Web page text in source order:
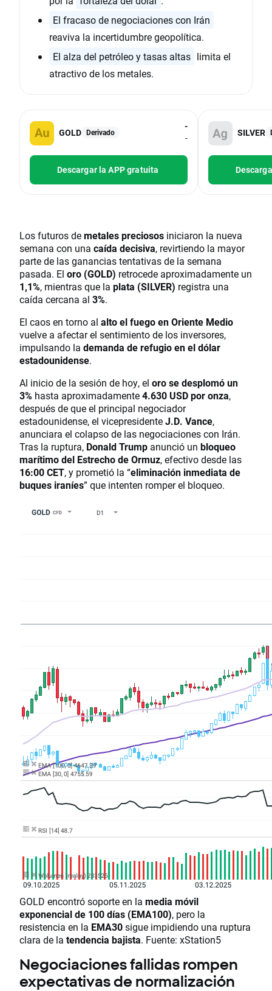
El fracaso de negociaciones con Irán
reaviva la incertidumbre geopolítica.
El alza del petróleo y tasas altas limita el
atractivo de los metales.
GOLD Derivado
-
-
Descargar la APP gratuita
SILVER
Los futuros demetales preciosos iniciaron la nueva
semana con una caída decisiva, revirtiendo la mayor
parte de las ganancias tentativas de la semana
pasada. El oro (GOLD) retrocede aproximadamente un
1,1%, mientras que la plata (SILVER) registra una
caída cercana al 3%.
El caos en torno al alto el fuego en Oriente Medio
vuelve a afectar el sentimiento de los inversores,
impulsando la demanda de refugio en el dólar
estadounidense.
Al inicio de la sesión de hoy, el oro se desplomó un
3% hasta aproximadamente4.630 USD por onza,
después de que el principal negociador
estadounidense, el vicepresidenteJ.D. Vance,
anunciara el colapso de las negociaciones con Irán.
Tras la ruptura, Donald Trump anunció un bloqueo
marítimo del Estrecho de Ormuz, efectivo desde las
16:00 CET, y prometió la “eliminación inmediata de
buques iraníes” que intenten romper el bloqueo.
GOLD encontró soporte en la media móvil
exponencial de 100 días (EMA100), pero la
resistencia en la EMA30sigue impidiendo una ruptura
clara de la tendencia bajista. Fuente: xStation5
Negociaciones fallidas rompen
expectativas de normalización